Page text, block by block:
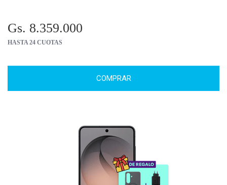
Gs. 8.359.000
HASTA 24 CUOTAS
COMPRAR